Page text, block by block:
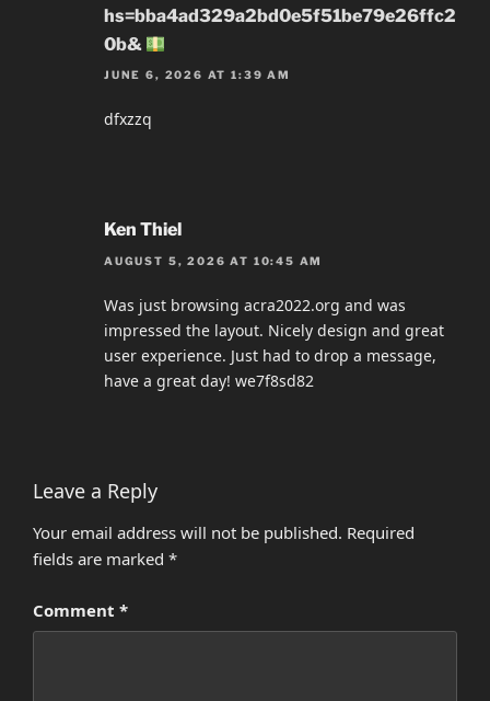
hs=bba4ad329a2bd0e5f51be79e26ffc2
0b&
JUNE 6, 2026 AT 1:39 AM
dfxzzq
Ken Thiel
AUGUST 5, 2026 AT 10:45 AM
Was just browsing acra2022.org and was
impressed the layout. Nicely design and great
user experience. Just had to drop a message,
have a great day! we7f8sd82
Leave a Reply
Your email address will not be published. Required
fields are marked *
Comment *